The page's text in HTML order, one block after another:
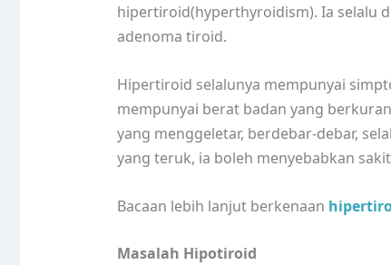
hipertiroid(hyperthyroidism). Ia selalu
adenoma tiroid.
Hipertiroid selalunya mempunyai
mempunyai berat badan yang
yang menggeletar, berdebar-debar,
yang teruk, ia boleh menyebabkan
Bacaan lebih lanjut berkenaan
Masalah Hipotiroid